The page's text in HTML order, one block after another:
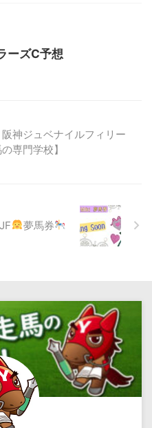
ーズC予想
阪神ジュベナイルフィリー
専門学校】
夢馬券